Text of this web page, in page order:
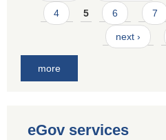
4 5 6 7
next ›
more
eGov services